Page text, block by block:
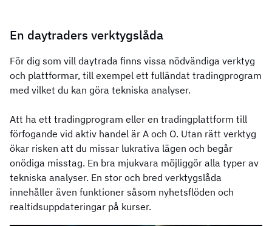
En daytraders verktygslåda
För dig som vill daytrada finns vissa nödvändiga verktyg
och plattformar, till exempel ett fulländat tradingprogram
med vilket du kan göra tekniska analyser.
Att ha ett tradingprogram eller en tradingplattform till
förfogande vid aktiv handel är A och O. Utan rätt verktyg
ökar risken att du missar lukrativa lägen och begår
onödiga misstag. En bra mjukvara möjliggör alla typer av
tekniska analyser. En stor och bred verktygslåda
innehåller även funktioner såsom nyhetsflöden och
realtidsuppdateringar på kurser.